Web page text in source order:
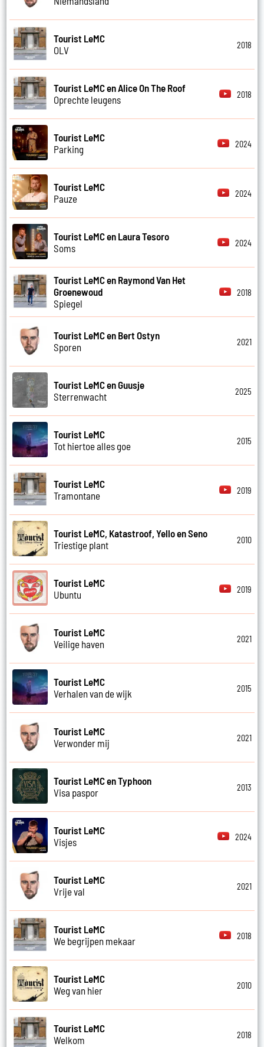
Tourist LeMC
OLV
2018
Tourist LeMC en Alice On The Roof
Oprechte leugens
2018
Tourist LeMC
Parking
2024
Tourist LeMC
Pauze
2024
Tourist LeMC en Laura Tesoro
Soms
2024
Tourist LeMC en Raymond Van Het
Groenewoud
Spiegel
2018
Tourist LeMC en Bert Ostyn
Sporen
2021
Tourist LeMC en Guusje
Sterrenwacht
2025
Tourist LeMC
Tot hiertoe alles goe
2015
Tourist LeMC
Tramontane
2019
Tourist LeMC, Katastroof, Yello en Seno
Triestige plant
2010
Tourist LeMC
Ubuntu
2019
Tourist LeMC
Veilige haven
2021
Tourist LeMC
Verhalen van de wijk
2015
Tourist LeMC
Verwonder mij
2021
Tourist LeMC en Typhoon
Visa paspor
2013
Tourist LeMC
Visjes
2024
Tourist LeMC
Vrije val
2021
Tourist LeMC
We begrijpen mekaar
2018
Tourist LeMC
Weg van hier
2010
Tourist LeMC
Welkom
2018